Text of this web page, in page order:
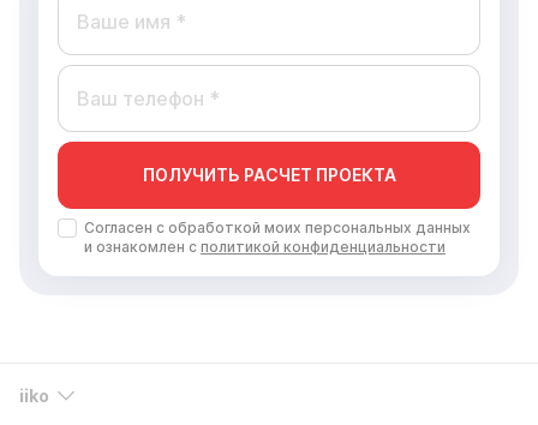
ПОЛУЧИТЬ РАСЧЕТ ПРОЕКТА
Согласен с обработкой моих персональных данных
и ознакомлен с политикой конфиденциальности
iiko